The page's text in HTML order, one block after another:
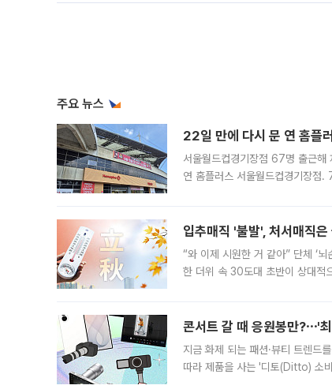
주요 뉴스
22일 만에 다시 문 연 홈플
서울월드컵경기장점 67명 출근
연 홈플러스 서울월드컵경기장점.
입추매직 '불발', 처서매직
“와 이제 시원한 거 같아” 단체 ‘
한 더위 속 30도대 초반이 상대적
콘서트 갈 때 응원봉만?⋯'
지금 화제 되는 패션·뷰티 트렌드
따라 제품을 사는 '디토(Ditto) 소